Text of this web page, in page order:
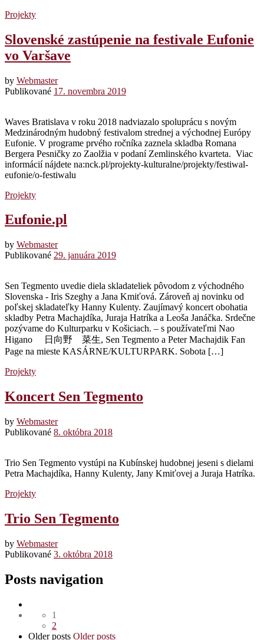
Projekty
Slovenské zastúpenie na festivale Eufonie
vo Varšave
by Webmaster
Publikované 17. novembra 2019
Waves Bratislava v roku 2018 nadviazalo spoluprácu s novým
Medzinárodným hudobný festivalom strednej a východnej Európy
Eufonie. V programe prvého ročníka zaznela skladba Romana
Bergera Pesničky zo Zaolžia v podaní Zemlinského kvarteta. Viac
informácií nájdete na:nck.pl/projekty-kulturalne/projekty/festiwal-
eufonie/o-festiwalu
Projekty
Eufonie.pl
by Webmaster
Publikované 29. januára 2019
Sen Tegmento uvedie diela skladateliek pôvodom z východného
Slovenska - Iris Szeghy a Jana Kmiťová. Zároveň aj novinku od
poľskej skladateľky Hanny Kulenty. Zaujímavý koncert obohatia
skladby Petra Machajdíka, Juraja Hatríka a Leoša Janáčka. Srdečne
pozývame do Kulturparku v Košiciach. – s používateľmi Nao
Higano 日向野 菜生, Sen Tegmento a Peter Machajdik Fan
Page na mieste KASÁRNE/KULTURPARK. Sobota […]
Projekty
Koncert Sen Tegmento
by Webmaster
Publikované 8. októbra 2018
Trio Sen Tegmento vystúpi na Kubínskej hudobnej jeseni s dielami
Petra Machajdíka, Hanny Kulenty, Jany Kmiťovej a Juraja Hatríka.
Projekty
Trio Sen Tegmento
by Webmaster
Publikované 3. októbra 2018
Posts navigation
1
2
Older posts Older posts